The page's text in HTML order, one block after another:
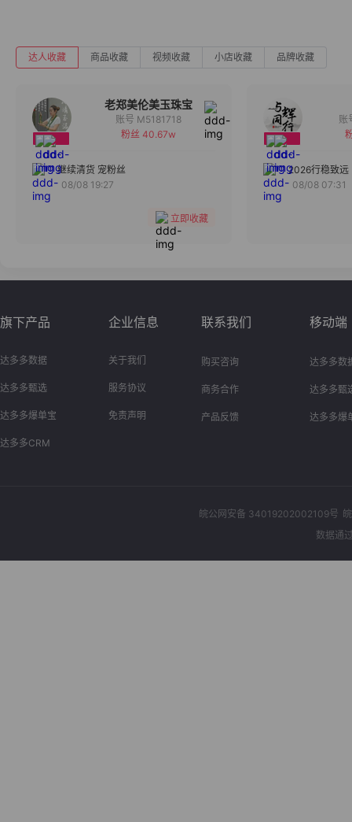
达人收藏 商品收藏 视频收藏 小店收藏 品牌收藏
老郑美伦美玉珠宝
备注
账号 M5181718
粉丝 40.67w
继续清货 宠粉丝
08/08 19:27
立即收藏
2026行稳致远
08/08 07:31
旗下产品
达多多数据
达多多甄选
达多多爆单宝
达多多CRM
企业信息
关于我们
服务协议
免责声明
联系我们
购买咨询
商务合作
产品反馈
移动端
达多多数
达多多甄
达多多爆
皖公网安备 34019202002109号
数据通